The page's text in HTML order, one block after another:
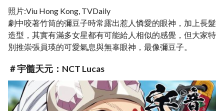
照片:Viu Hong Kong, TVDaily
劇中咬著竹筒的彌豆子時常露出惹人憐愛的眼神，加上長髮
造型，其實有滿多女星都有可能給人相似的感覺，但大家特
別推崇張員瑛的可愛氣息與無辜眼神，最像彌豆子。
＃宇髓天元：NCT Lucas